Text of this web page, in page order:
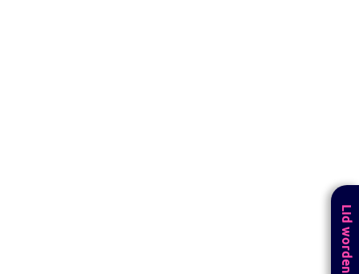
Lid worden